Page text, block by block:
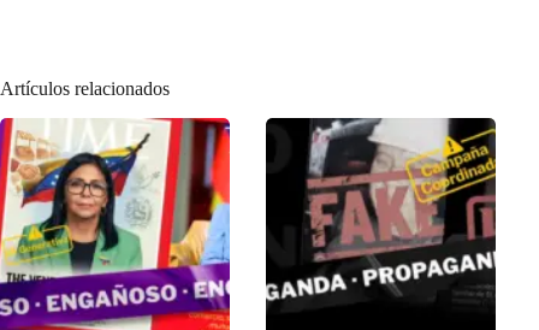
Artículos relacionados